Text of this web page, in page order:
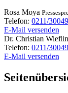
Rosa Moya
Telefon: 0211/
E-Mail versenden
Dr. Christian
Telefon: 0211/
E-Mail versenden